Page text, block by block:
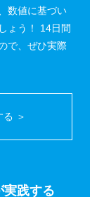
数値に基づい
ょう！ 14日間
で、ぜひ実際
＞
実践する